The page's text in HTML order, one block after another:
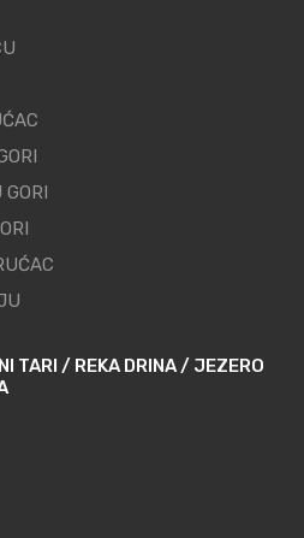
TARI / REKA DRINA / JEZERO